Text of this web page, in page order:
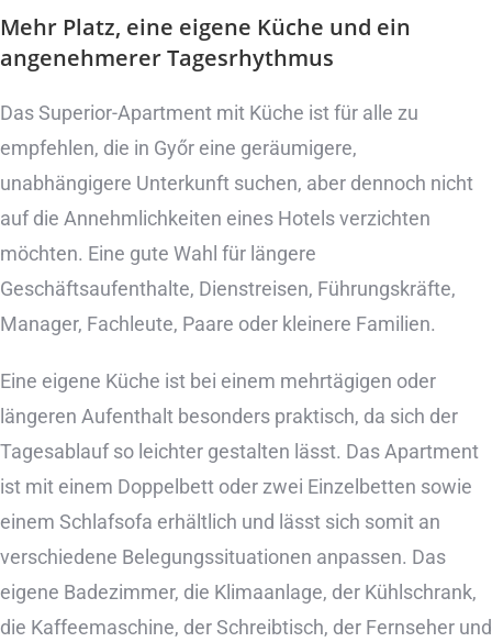
Mehr Platz, eine eigene Küche und ein
angenehmerer Tagesrhythmus
Das Superior-Apartment mit Küche ist für alle zu
empfehlen, die in Győr eine geräumigere,
unabhängigere Unterkunft suchen, aber dennoch nicht
auf die Annehmlichkeiten eines Hotels verzichten
möchten. Eine gute Wahl für längere
Geschäftsaufenthalte, Dienstreisen, Führungskräfte,
Manager, Fachleute, Paare oder kleinere Familien.
Eine eigene Küche ist bei einem mehrtägigen oder
längeren Aufenthalt besonders praktisch, da sich der
Tagesablauf so leichter gestalten lässt. Das Apartment
ist mit einem Doppelbett oder zwei Einzelbetten sowie
einem Schlafsofa erhältlich und lässt sich somit an
verschiedene Belegungssituationen anpassen. Das
eigene Badezimmer, die Klimaanlage, der Kühlschrank,
die Kaffeemaschine, der Schreibtisch, der Fernseher und